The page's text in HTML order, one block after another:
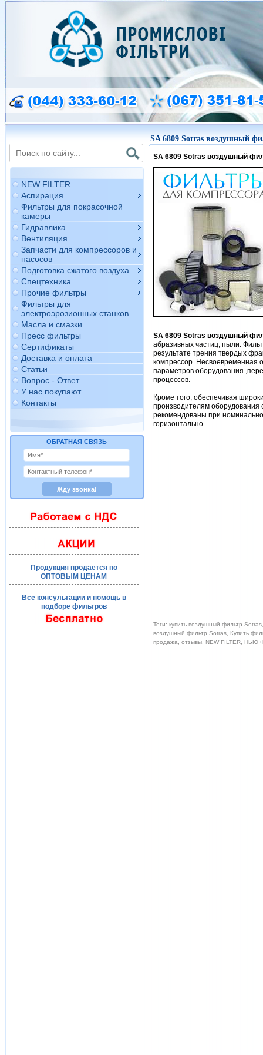
NEW FILTER
Аспирация
Фильтры для покрасочной
камеры
Гидравлика
Вентиляция
Запчасти для компрессоров и
насосов
Подготовка сжатого воздуха
Спецтехника
Прочие фильтры
Фильтры для
электроэрозионных станков
Масла и смазки
Пресс фильтры
Сертификаты
Доставка и оплата
Статьи
Вопрос - Ответ
У нас покупают
Контакты
ОБРАТНАЯ СВЯЗЬ
Продукция продается по
ОПТОВЫМ ЦЕНАМ
Все консультации и помощь в
подборе фильтров
SA 6809 Sotras воздушный
SA 6809 Sotras воздушный
SA 6809Sotras воздушный
абразивных частиц, пыли.
результате трения твердых
компрессор. Несвоевременная
параметров оборудования
процессов.
Кроме того, обеспечивая
производителям оборудования
рекомендованы при
горизонтально.
Теги: купить воздушный фильтр
воздушный фильтр Sotras, Купить
продажа, отзывы, NEW FILTER, НЬЮ